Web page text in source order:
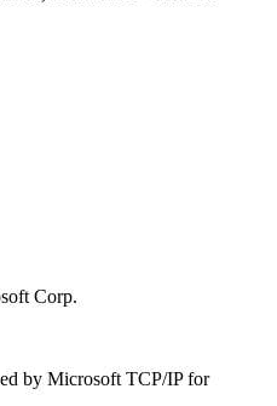
Corp.
by Microsoft TCP/IP for